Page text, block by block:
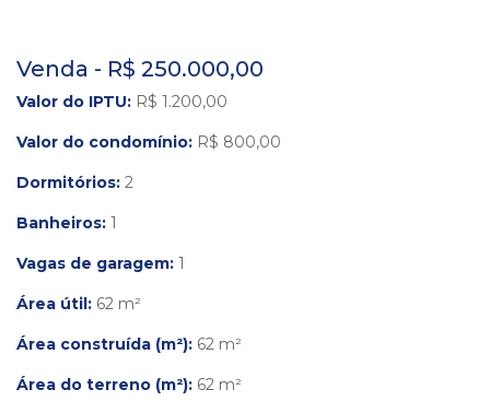
Venda - R$ 250.000,00
Valor do IPTU: R$ 1.200,00
Valor do condomínio: R$ 800,00
Dormitórios: 2
Banheiros: 1
Vagas de garagem: 1
Área útil: 62 m²
Área construída (m²): 62 m²
Área do terreno (m²): 62 m²